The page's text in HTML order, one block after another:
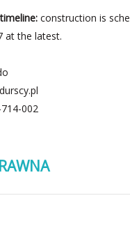
construction is
at the latest.
002